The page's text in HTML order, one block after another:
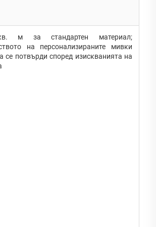
м за стандартен материал;
на персонализираните мивки
се потвърди според изискванията на